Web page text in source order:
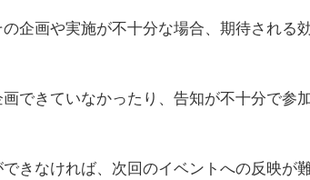
企画や実施が不十分な場合、期待される
できていなかったり、告知が不十分で参
きなければ、次回のイベントへの反映が